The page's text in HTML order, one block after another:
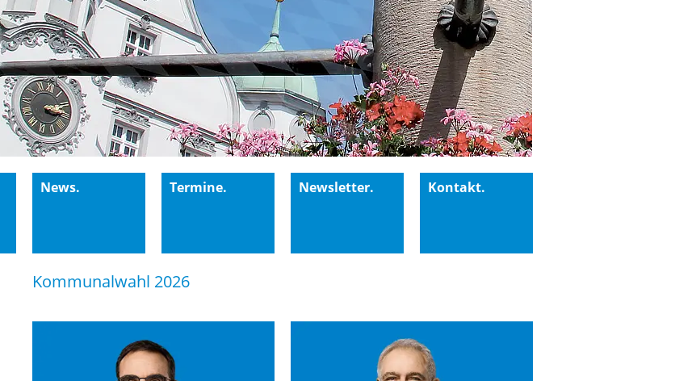
News. Termine. Newsletter. Kontakt.
Kommunalwahl 2026